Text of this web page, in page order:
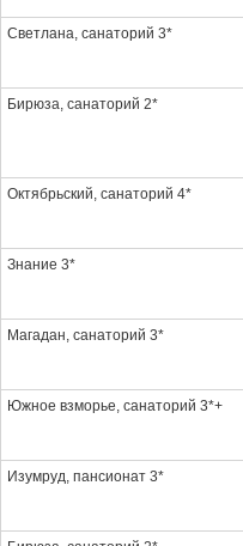
Светлана, санаторий 3*
Бирюза, санаторий 2*
Октябрьский, санаторий 4*
Знание 3*
Магадан, санаторий 3*
Южное взморье, санаторий 3*+
Изумруд, пансионат 3*